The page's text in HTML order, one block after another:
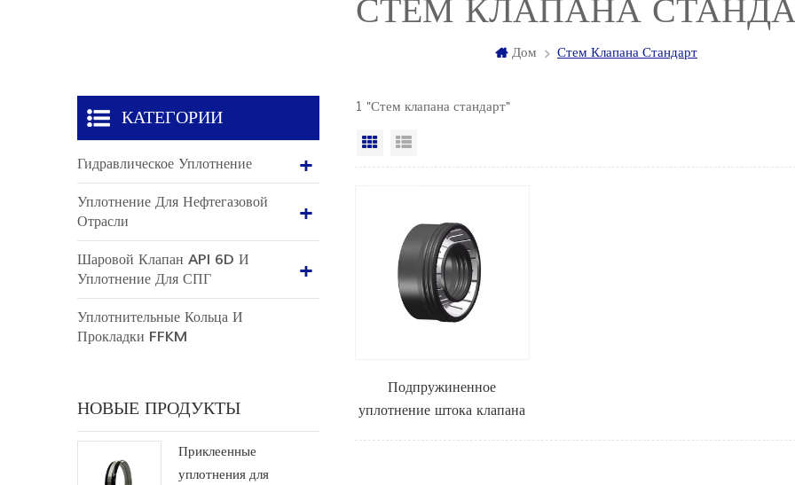
СТЕМ КЛАПАНА
Дом Стем Клапана Стандарт
1 "Стем клапана стандарт"
Вид сетки
Подпружиненное
уплотнение штока клапана
КАТЕГОРИИ
Гидравлическое Уплотнение
Уплотнение Для Нефтегазовой
Отрасли
Шаровой Клапан API 6D И
Уплотнение Для СПГ
Уплотнительные Кольца И
Прокладки FFKM
НОВЫЕ ПРОДУКТЫ
Приклеенные
уплотнения для